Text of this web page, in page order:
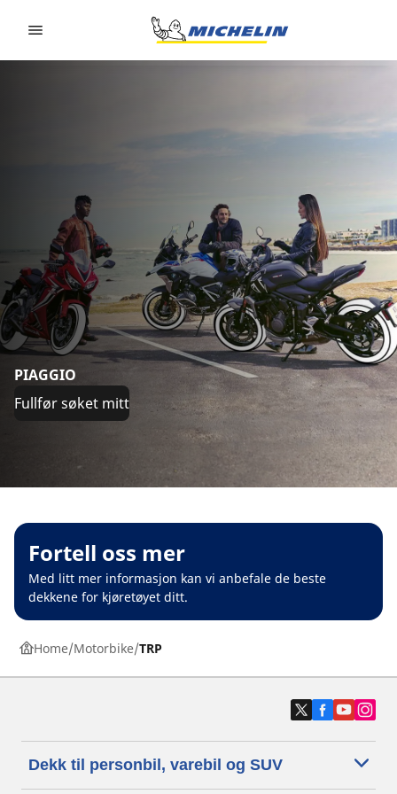
PIAGGIO
Fullfør søket mitt
Fortell oss mer
Med litt mer informasjon kan vi anbefale de beste
dekkene for kjøretøyet ditt.
Home Motorbike TRP
Dekk til personbil, varebil og SUV